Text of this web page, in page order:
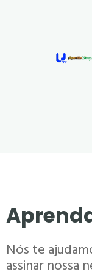
Nós te
assinar nossa